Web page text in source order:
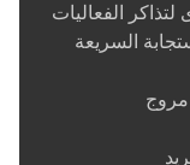
صفرية، وتجارب دفع
يحدد سعر التذكرة،
الفعاليات
السريعة
مروج